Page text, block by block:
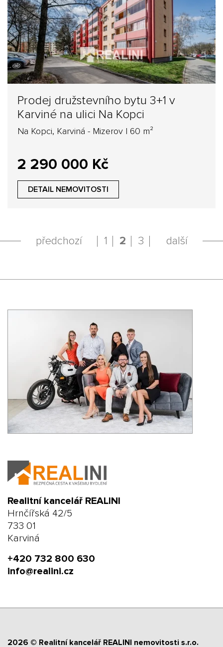
Prodej družstevního bytu 3+1 v
Karviné na ulici Na Kopci
Na Kopci, Karviná - Mizerov | 60 m²
2 290 000 Kč
DETAIL NEMOVITOSTI
předchozí 1 2 3 další
Realitní kancelář REALINI
Hrnčířská 42/5
733 01
Karviná
+420 732 800 630
info@realini.cz
2026 © Realitní kancelář REALINI nemovitosti s.r.o.